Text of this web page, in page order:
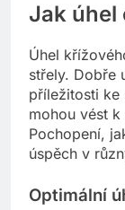
Jak úhel
Úhel
střely. Dobře
příležitosti ke
mohou vést
Pochopení,
úspěch v
Optimální